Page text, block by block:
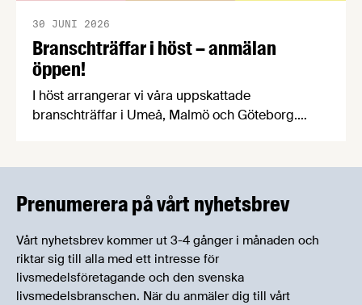
Branschträffar i höst – anmälan
öppen!
30 JUNI 2026
I höst arrangerar vi våra uppskattade
branschträffar i Umeå, Malmö och Göteborg.
kan träffa branschkollegor och utbyta
Prenumerera på vårt nyhetsbrev
Vårt nyhetsbrev kommer ut 3-4 gånger i månaden och
riktar sig till alla med ett intresse för
livsmedelsföretagande och den svenska
livsmedelsbranschen. När du anmäler dig till vårt